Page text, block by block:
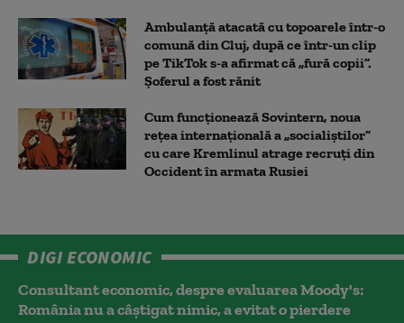
Ambulanţă atacată cu topoarele într-o
comună din Cluj, după ce într-un clip
pe TikTok s-a afirmat că „fură copii”.
Șoferul a fost rănit
Cum funcționează Sovintern, noua
rețea internațională a „socialiștilor”
cu care Kremlinul atrage recruți din
Occident în armata Rusiei
DIGI ECONOMIC
Consultant economic, despre evaluarea Moody's:
România nu a câştigat nimic, a evitat o pierdere